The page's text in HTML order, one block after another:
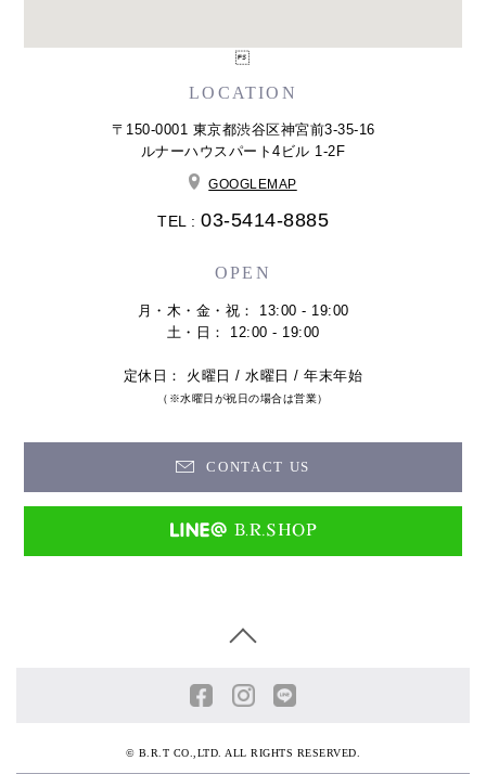
LOCATION
〒150-0001 東京都渋谷区神宮前3-35-16
ルナーハウスパート4ビル 1-2F
GOOGLEMAP
TEL : 03-5414-8885
OPEN
月・木・金・祝： 13:00 - 19:00
土・日： 12:00 - 19:00
定休日： 火曜日 / 水曜日 / 年末年始
（※水曜日が祝日の場合は営業）
CONTACT US
© B.R.T CO.,LTD. ALL RIGHTS RESERVED.